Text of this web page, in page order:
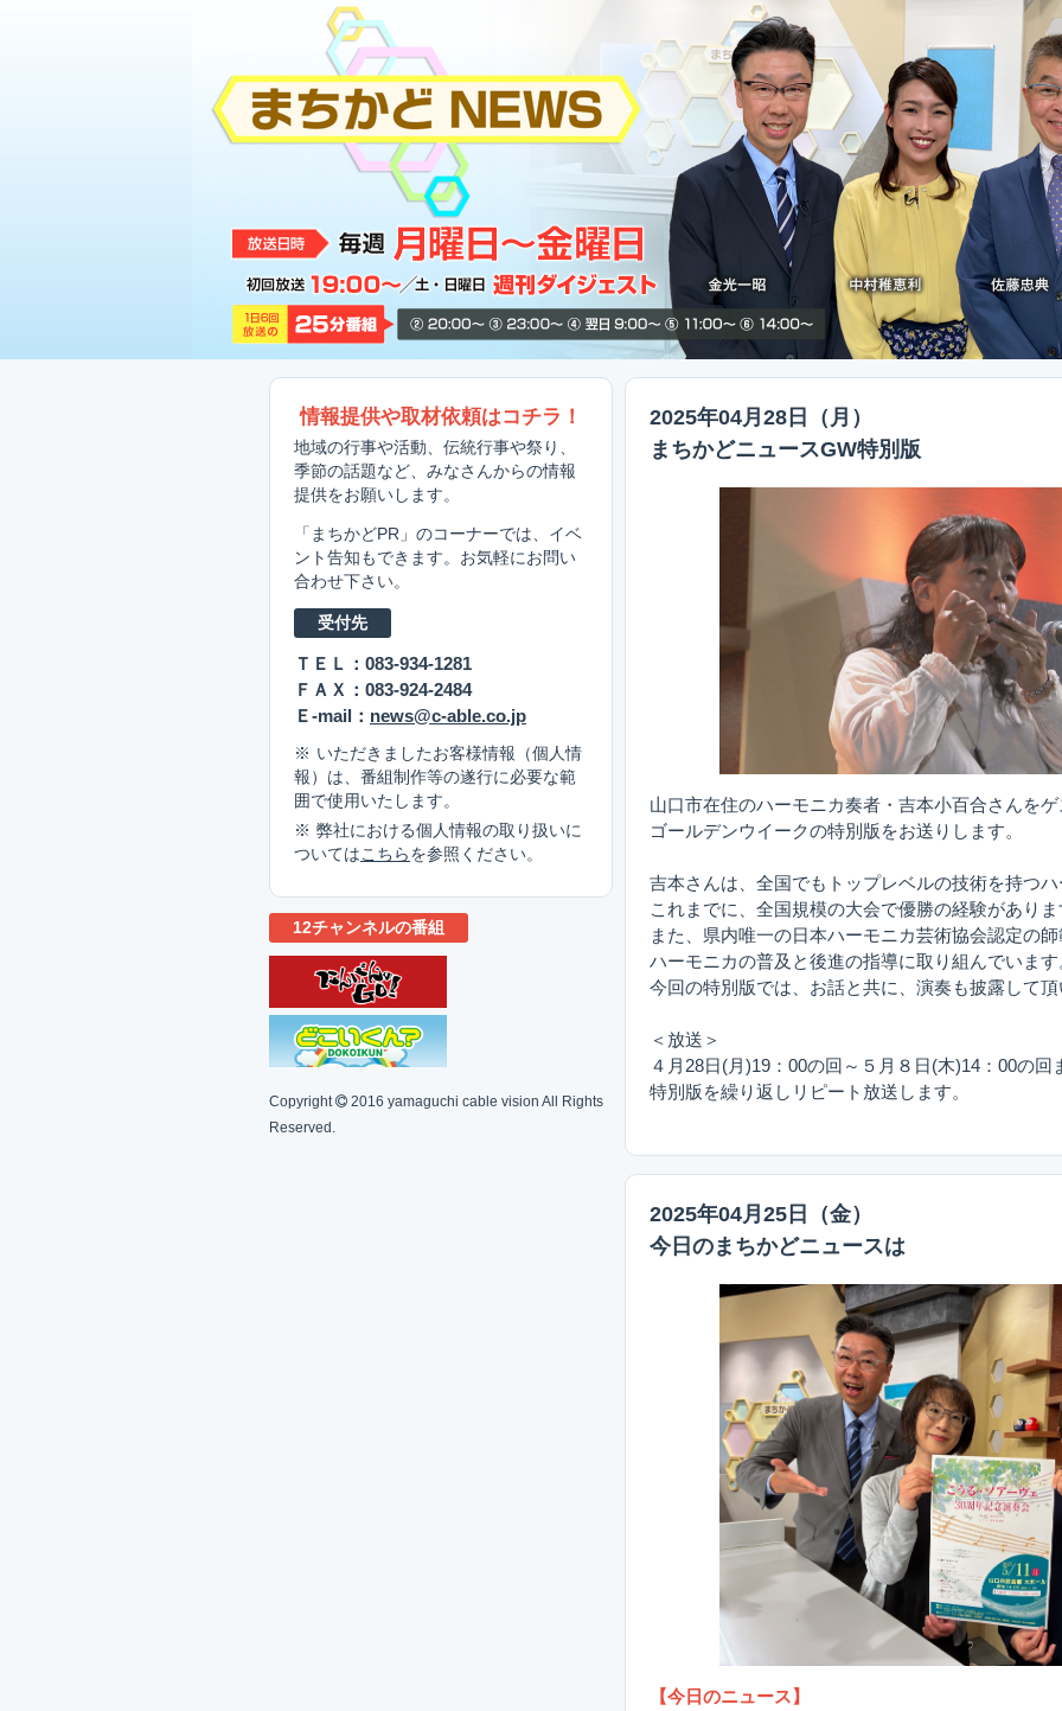
2025年04月28日（月）
まちかどニュースGW特別版
山口市在住のハーモニカ奏者・吉本小百合さんを
ゴールデンウイークの特別版をお送りします。
吉本さんは、全国でもトップレベルの技術を持つ
これまでに、全国規模の大会で優勝の経験があり
また、県内唯一の日本ハーモニカ芸術協会認定の
ハーモニカの普及と後進の指導に取り組んでいます
今回の特別版では、お話と共に、演奏も披露して
＜放送＞
４月28日(月)19：00の回～５月８日(木)14：00の回
特別版を繰り返しリピート放送します。
2025年04月25日（金）
今日のまちかどニュースは
【今日のニュース】
情報提供や取材依頼はコチラ！
地域の行事や活動、伝統行事や祭り、
季節の話題など、みなさんからの情報
提供をお願いします。
「まちかどPR」のコーナーでは、イベ
ント告知もできます。お気軽にお問い
合わせ下さい。
受付先
ＴＥＬ：083-934-1281
ＦＡＸ：083-924-2484
Ｅ-mail： news@c-able.co.jp
いただきましたお客様情報（個人情
報）は、番組制作等の遂行に必要な範
囲で使用いたします。
弊社における個人情報の取り扱いに
ついては こちら を参照ください。
12チャンネルの番組
Copyright
2016 yamaguchi cable vision All Rights
Reserved.